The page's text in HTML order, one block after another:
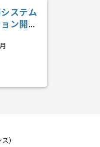
ステム
ン開発
）